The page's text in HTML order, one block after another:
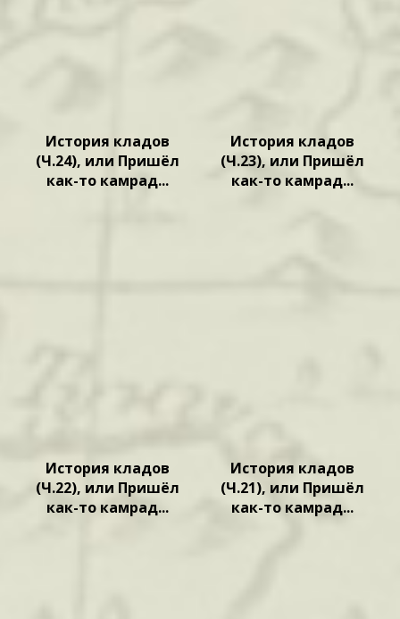
История кладов
(Ч.24), или Пришёл
как-то камрад...
История кладов
(Ч.23), или Пришёл
как-то камрад...
История кладов
(Ч.22), или Пришёл
как-то камрад...
История кладов
(Ч.21), или Пришёл
как-то камрад...